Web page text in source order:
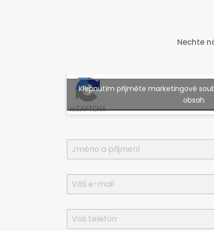
Nechte
Klepnutím přijměte marketingové
obsah